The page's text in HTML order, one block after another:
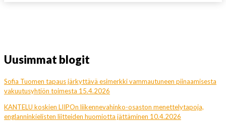
Uusimmat blogit
Sofia Tuomen tapaus järkyttävä esimerkki vammautuneen piinaamisesta
vakuutusyhtiön toimesta 15.4.2026
KANTELU koskien LIIPOn liikennevahinko-osaston menettelytapoja,
englanninkielisten liitteiden huomiotta jättäminen 10.4.2026